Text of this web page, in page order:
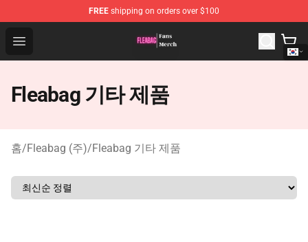
FREE shipping on orders over $100
Open menu
Fleabag Store - Official Fleabag Merchandise Shop
Fleabag 기타 제품
홈/Fleabag (주)/Fleabag 기타 제품